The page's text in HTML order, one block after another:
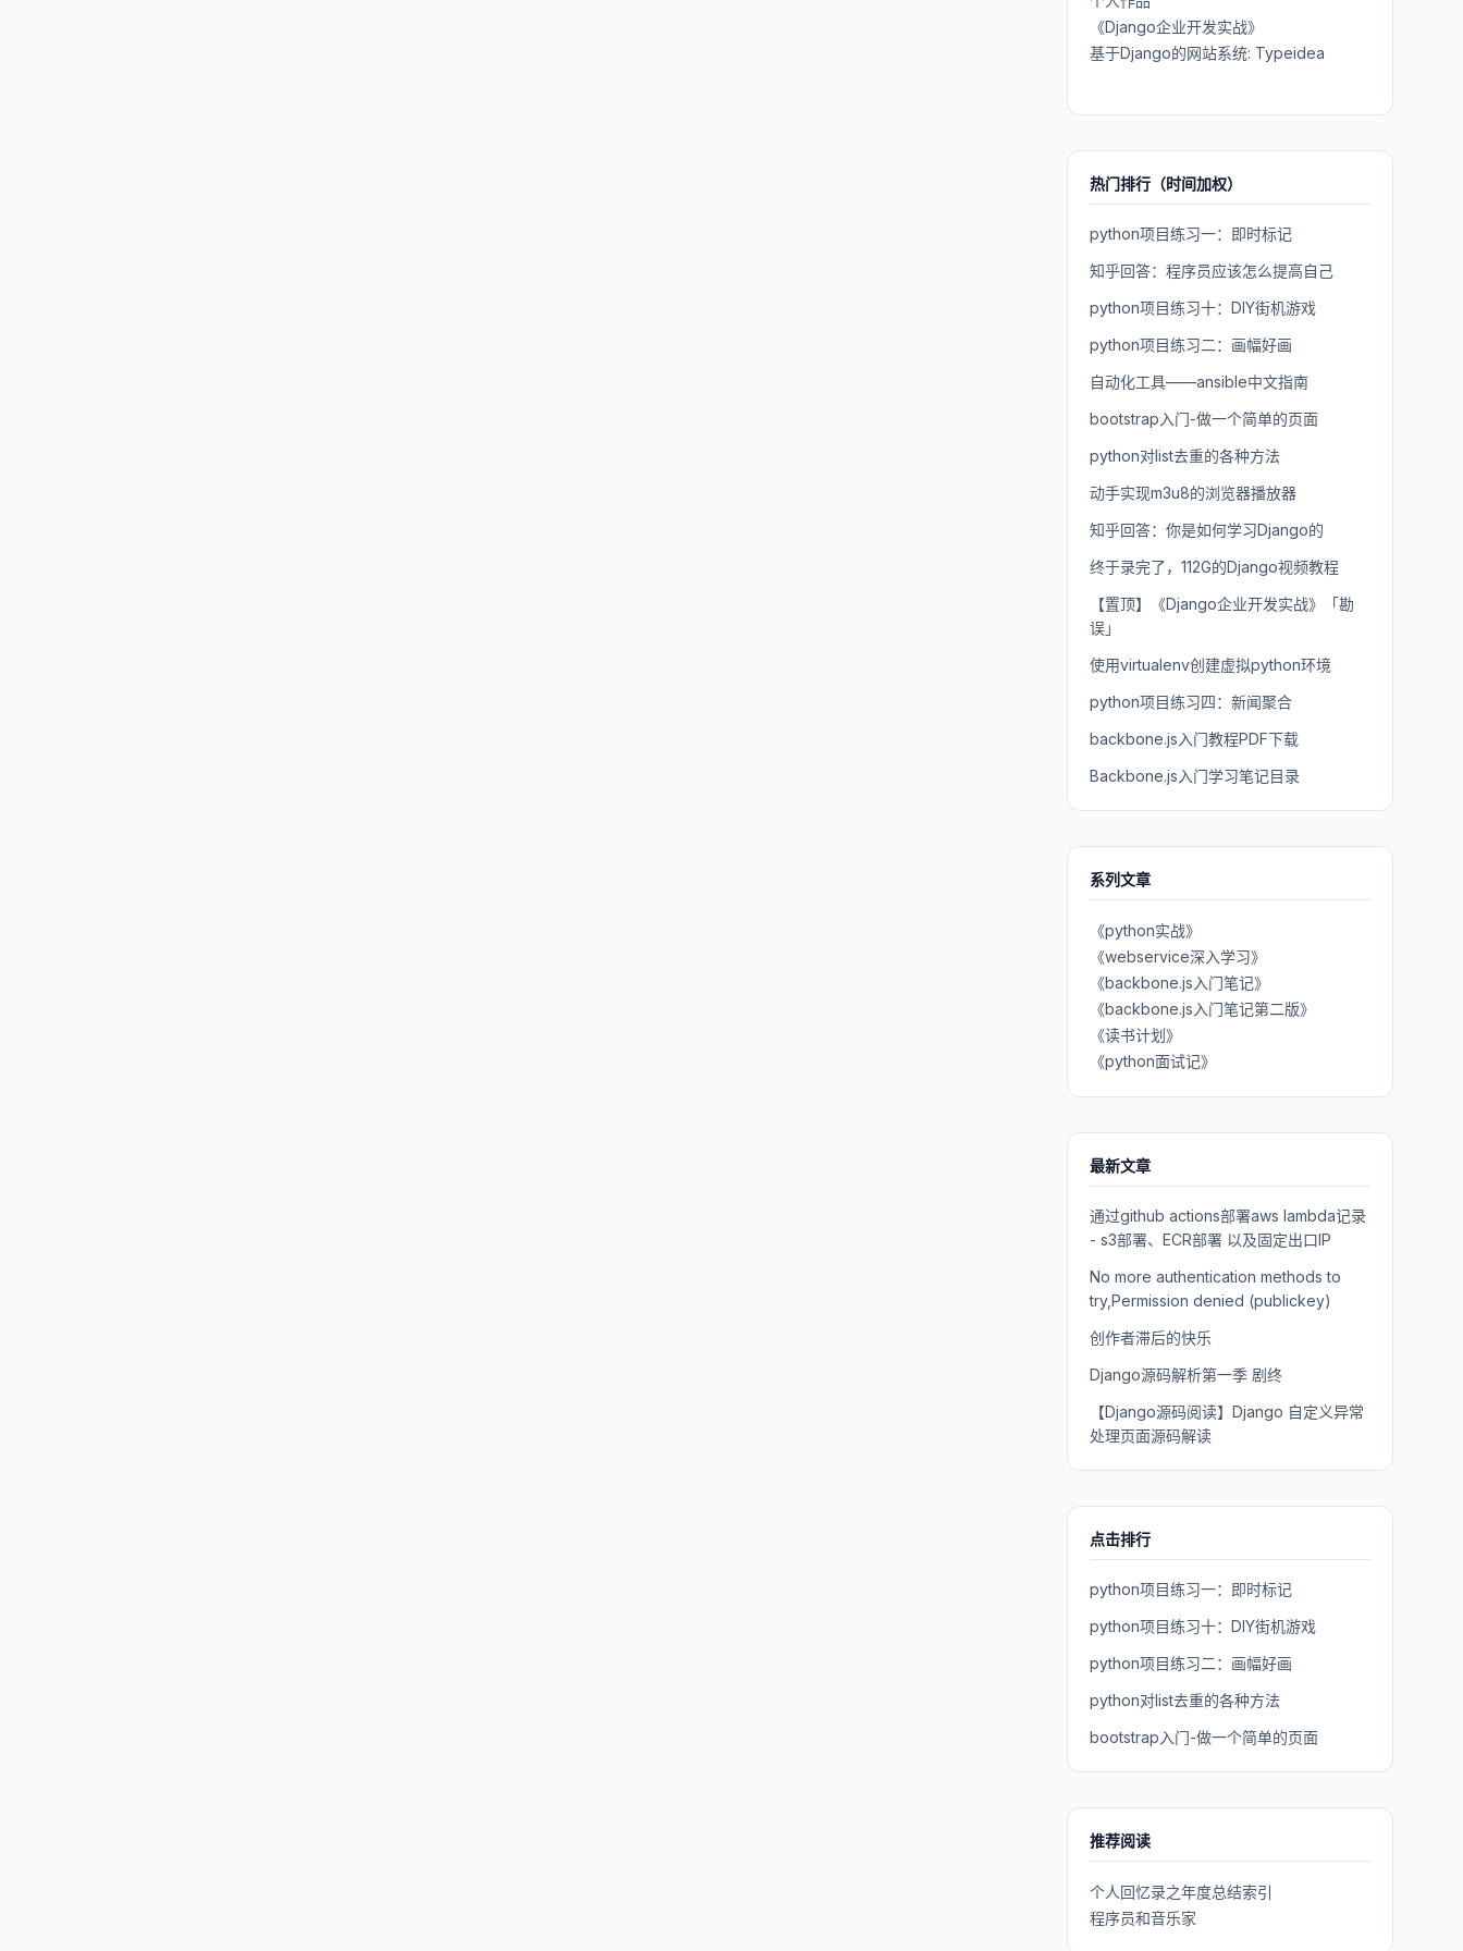
《Django企业开发实战》
基于Django的网站系统: Typeidea
热门排行（时间加权）
python项目练习一：即时标记
知乎回答：程序员应该怎么提高自己
python项目练习十：DIY街机游戏
python项目练习二：画幅好画
自动化工具——ansible中文指南
bootstrap入门-做一个简单的页面
python对list去重的各种方法
动手实现m3u8的浏览器播放器
知乎回答：你是如何学习Django的
终于录完了，112G的Django视频教程
【置顶】《Django企业开发实战》「勘
误」
使用virtualenv创建虚拟python环境
python项目练习四：新闻聚合
backbone.js入门教程PDF下载
Backbone.js入门学习笔记目录
系列文章
《python实战》
《webservice深入学习》
《backbone.js入门笔记》
《backbone.js入门笔记第二版》
《读书计划》
《python面试记》
最新文章
通过github actions部署aws lambda记录
- s3部署、ECR部署 以及固定出口IP
No more authentication methods to
try,Permission denied (publickey)
创作者滞后的快乐
Django源码解析第一季 剧终
【Django源码阅读】Django 自定义异常
处理页面源码解读
点击排行
python项目练习一：即时标记
python项目练习十：DIY街机游戏
python项目练习二：画幅好画
python对list去重的各种方法
bootstrap入门-做一个简单的页面
推荐阅读
个人回忆录之年度总结索引
程序员和音乐家